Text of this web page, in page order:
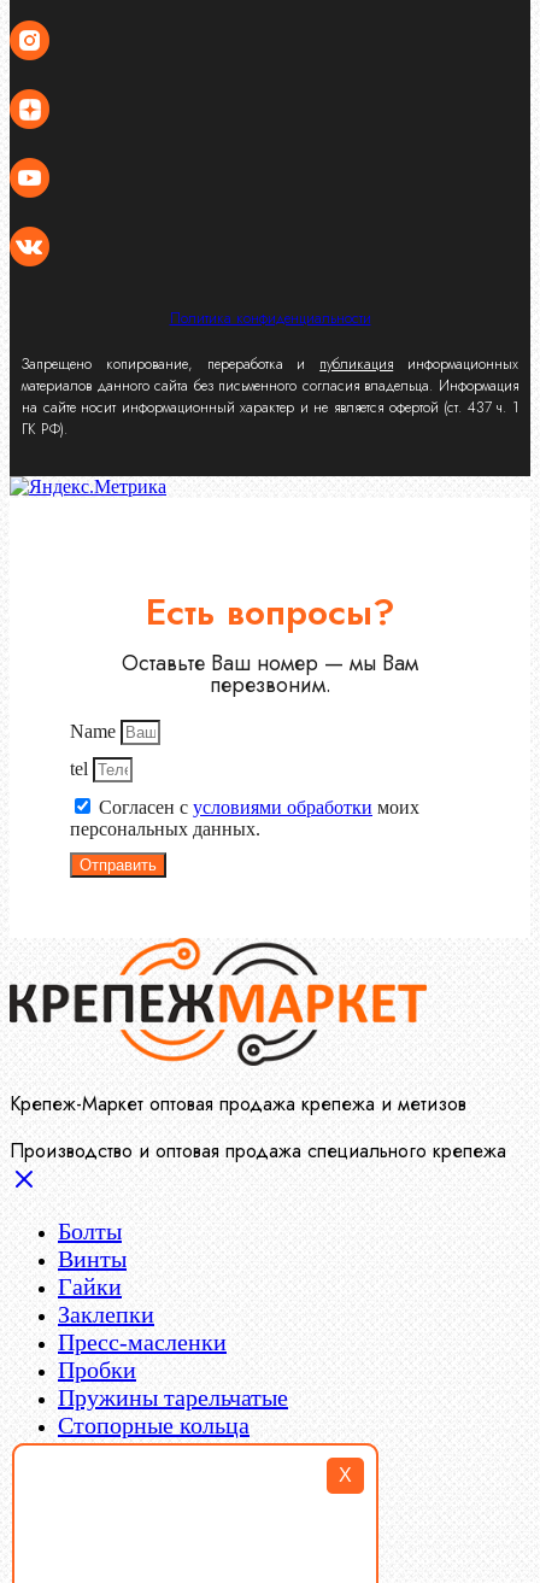
X
Политика конфиденциальности
Запрещено копирование, переработка и публикация информационных
материалов данного сайта без письменного согласия владельца. Информация
на сайте носит информационный характер и не является офертой (ст. 437 ч. 1
ГК РФ).
Есть вопросы?
Оставьте Ваш номер — мы Вам
перезвоним.
Name
tel
Согласен с условиями обработки моих
персональных данных.
Отправить
Крепеж-Маркет оптовая продажа крепежа и метизов
Производство и оптовая продажа специального крепежа
Болты
Винты
Гайки
Заклепки
Пресс-масленки
Пробки
Пружины тарельчатые
Стопорные кольца
Такелаж